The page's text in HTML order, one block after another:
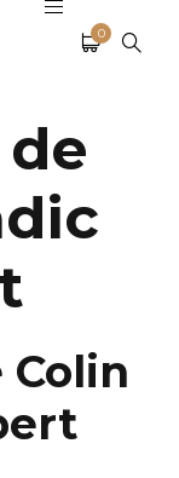
0
Colin